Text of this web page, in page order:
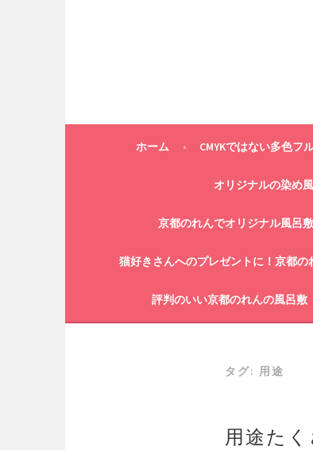
ス
ホーム CMYKではない多色フ
オリジナルの染め
京都のれんでオリジナル風呂
猫好きさんへのプレゼントに！京都
評判のいい京都のれんの風呂敷
タグ: 用途
用途た